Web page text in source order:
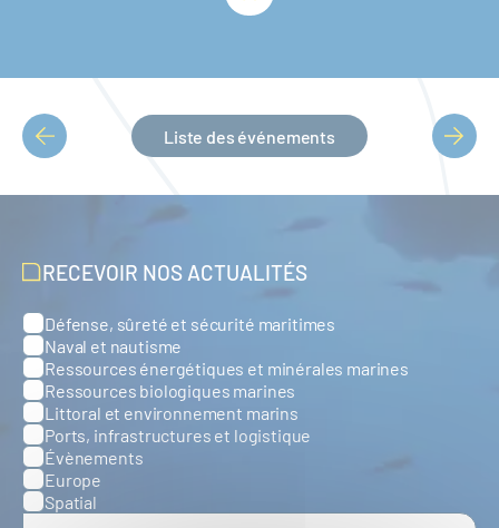
PAGINATION
Liste des événements
RECEVOIR NOS ACTUALITÉS
Catégories
Défense, sûreté et sécurité maritimes
Naval et nautisme
Ressources énergétiques et minérales marines
Ressources biologiques marines
Littoral et environnement marins
Ports, infrastructures et logistique
Évènements
Europe
Spatial